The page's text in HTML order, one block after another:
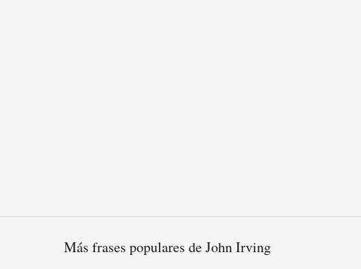
Más frases populares de John Irving